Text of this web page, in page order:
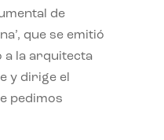
de
que se emitió
a la arquitecta
y dirige el
pedimos